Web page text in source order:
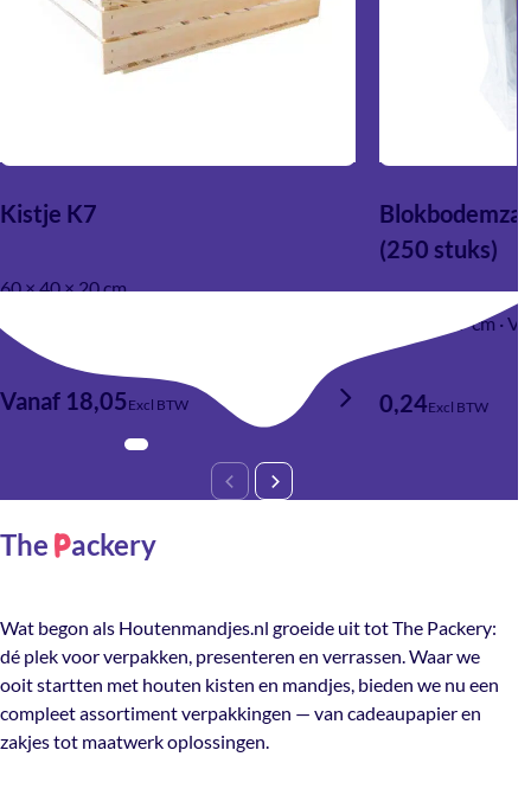
opvallend, kleurrijk en gedetailleerd resultaat wilt, en voor
lasergravure als je gaat voor een tijdloze, elegante en
duurzame afwerking met een natuurlijke look.
Kistje K7
60 × 40 × 20 cm
Vanaf 18,05Excl BTW
(250 stuks)
16 × 8 × 37 cm ·
0,24Excl BTW
The Packery
Wat begon als Houtenmandjes.nl groeide uit tot The Packery:
dé plek voor verpakken, presenteren en verrassen. Waar we
ooit startten met houten kisten en mandjes, bieden we nu een
compleet assortiment verpakkingen — van cadeaupapier en
zakjes tot maatwerk oplossingen.